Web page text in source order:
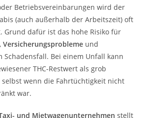
Betriebsvereinbarungen wird der
(auch außerhalb der Arbeitszeit) oft
Grund dafür ist das hohe Risiko für
,Versicherungsprobleme und
Schadensfall. Bei einem Unfall kann
THC-Restwert als grob
selbst wenn die Fahrtüchtigkeit nicht
war.
und Mietwagenunternehmen stellt